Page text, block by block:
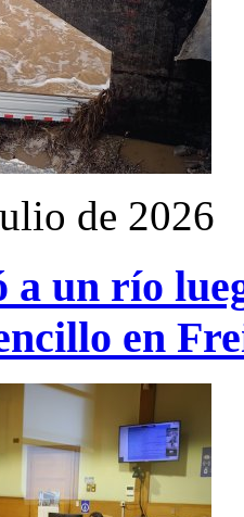
de 2026
a un río
en